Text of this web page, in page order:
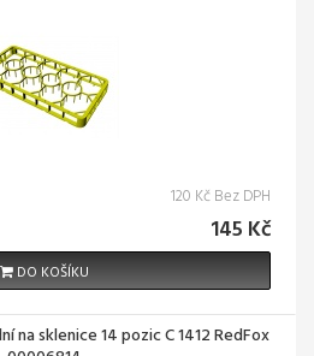
120 Kč Bez DPH
145 Kč
DO KOŠÍKU
na sklenice 14 pozic C 1412 RedFox